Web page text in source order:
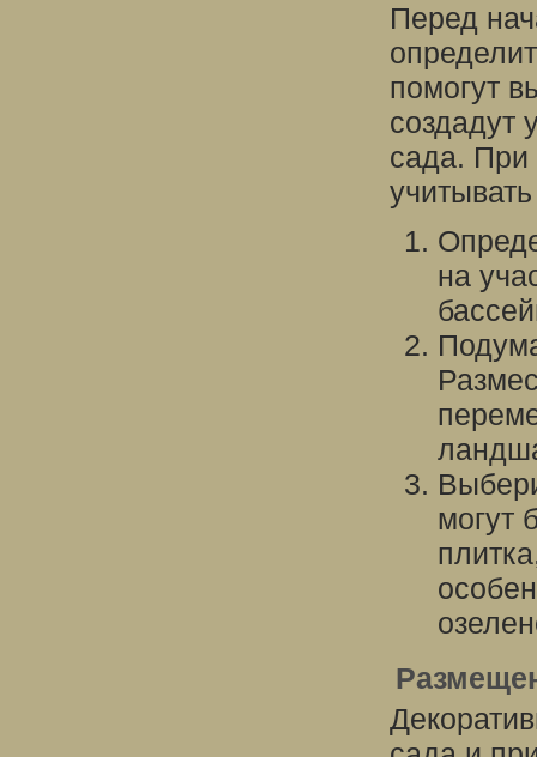
Перед
помогут
создадут
сада. При
на
могут